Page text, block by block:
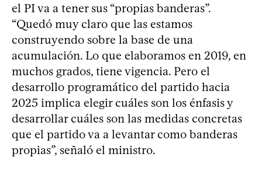
el PI va a tener sus “propias banderas”.
“Quedó muy claro que las estamos
construyendo sobre la base de una
acumulación. Lo que elaboramos en 2019, en
muchos grados, tiene vigencia. Pero el
desarrollo programático del partido hacia
2025 implica elegir cuáles son los énfasis y
desarrollar cuáles son las medidas concretas
que el partido va a levantar como banderas
propias”, señaló el ministro.